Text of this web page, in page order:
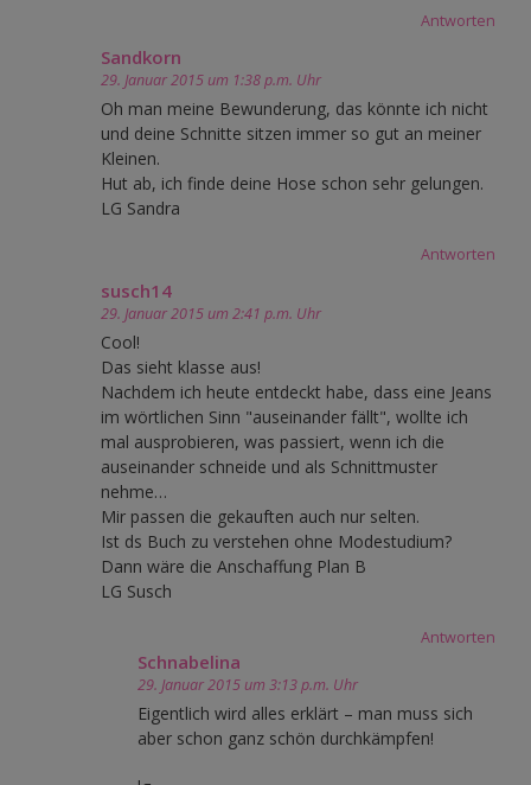
Antworten
Sandkorn
29. Januar 2015 um 1:38 p.m. Uhr
Oh man meine Bewunderung, das könnte ich nicht
und deine Schnitte sitzen immer so gut an meiner
Kleinen.
Hut ab, ich finde deine Hose schon sehr gelungen.
LG Sandra
Antworten
susch14
29. Januar 2015 um 2:41 p.m. Uhr
Cool!
Das sieht klasse aus!
Nachdem ich heute entdeckt habe, dass eine Jeans
im wörtlichen Sinn "auseinander fällt", wollte ich
mal ausprobieren, was passiert, wenn ich die
auseinander schneide und als Schnittmuster
nehme…
Mir passen die gekauften auch nur selten.
Ist ds Buch zu verstehen ohne Modestudium?
Dann wäre die Anschaffung Plan B
LG Susch
Antworten
Schnabelina
29. Januar 2015 um 3:13 p.m. Uhr
Eigentlich wird alles erklärt – man muss sich
aber schon ganz schön durchkämpfen!